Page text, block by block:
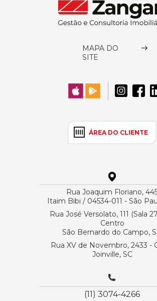
MAPA DO
SITE
ÁREA DO CLIENTE
Rua Joaquim Floriano,
Itaim Bibi / 04534-011 - São
Rua José Versolato, 111 (Sala
Centro
São Bernardo do Campo,
Rua XV de Novembro, 2433 -
Joinville, SC
(11) 3074-4266